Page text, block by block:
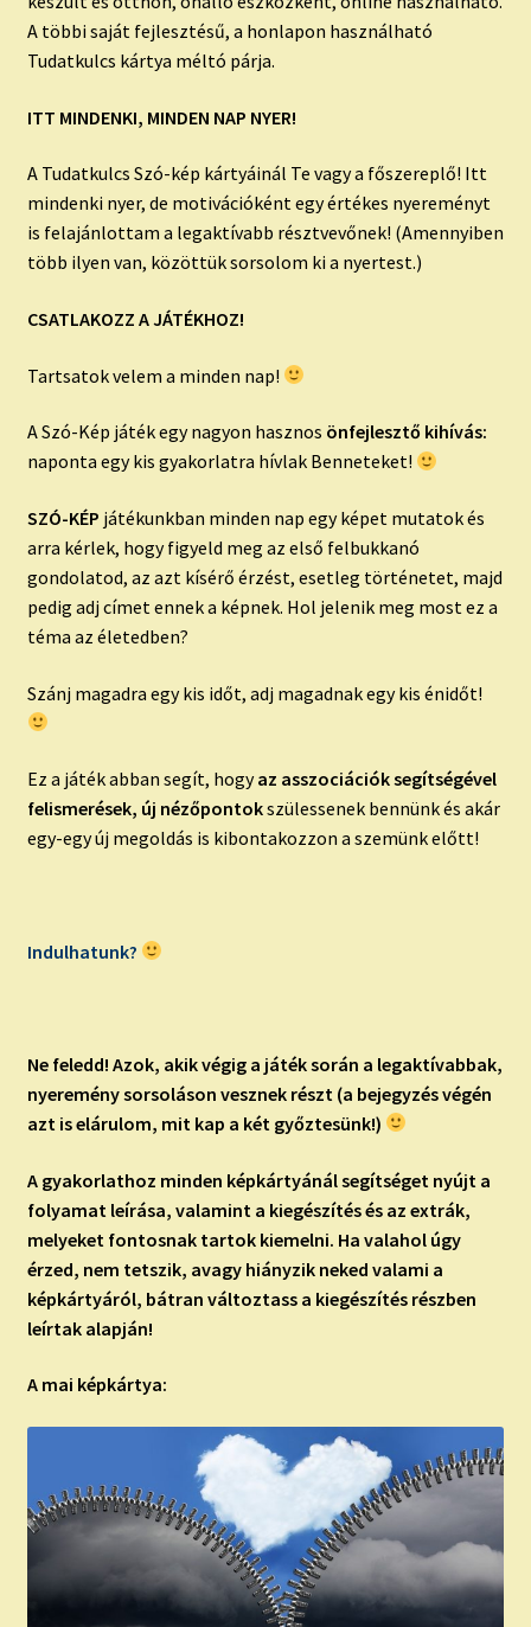
A többi saját fejlesztésű, a honlapon használható
Tudatkulcs kártya méltó párja.
ITT MINDENKI, MINDEN NAP NYER!
A Tudatkulcs Szó-kép kártyáinál Te vagy a főszereplő! Itt
mindenki nyer, de motivációként egy értékes nyereményt
is felajánlottam a legaktívabb résztvevőnek! (Amennyiben
több ilyen van, közöttük sorsolom ki a nyertest.)
CSATLAKOZZ A JÁTÉKHOZ!
Tartsatok velem a minden nap!
A Szó-Kép játék egy nagyon hasznos önfejlesztő kihívás:
naponta egy kis gyakorlatra hívlak Benneteket!
SZÓ-KÉP játékunkban minden nap egy képet mutatok és
arra kérlek, hogy figyeld meg az első felbukkanó
gondolatod, az azt kísérő érzést, esetleg történetet, majd
pedig adj címet ennek a képnek. Hol jelenik meg most ez a
téma az életedben?
Szánj magadra egy kis időt, adj magadnak egy kis énidőt!
Ez a játék abban segít, hogyaz asszociációk segítségével
felismerések, új nézőpontokszülessenek bennünk és akár
egy-egy új megoldás is kibontakozzon a szemünk előtt!
Indulhatunk?
Ne feledd! Azok, akik végig a játék során a legaktívabbak,
nyeremény sorsoláson vesznek részt (a bejegyzés végén
azt is elárulom, mit kap a két győztesünk!)
A gyakorlathoz minden képkártyánál segítséget nyújt a
folyamat leírása, valamint a kiegészítés és az extrák,
melyeket fontosnak tartok kiemelni. Ha valahol úgy
érzed, nem tetszik, avagy hiányzik neked valami a
képkártyáról, bátran változtass a kiegészítés részben
leírtak alapján!
A mai képkártya: